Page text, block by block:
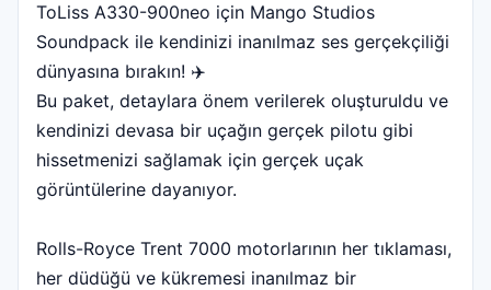
Açıklama
ToLiss A330-900neo için Mango Studios
Soundpack ile kendinizi inanılmaz ses gerçekçiliği
dünyasına bırakın! ✈️
Bu paket, detaylara önem verilerek oluşturuldu ve
kendinizi devasa bir uçağın gerçek pilotu gibi
hissetmenizi sağlamak için gerçek uçak
görüntülerine dayanıyor.
Rolls-Royce Trent 7000 motorlarının her tıklaması,
her düdüğü ve kükremesi inanılmaz bir